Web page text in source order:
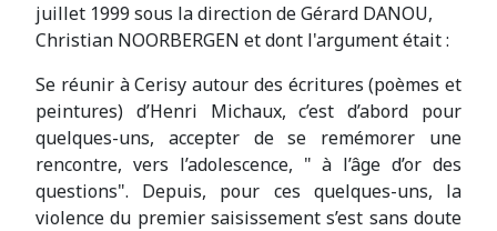
juillet 1999 sous la direction de Gérard DANOU,
Christian NOORBERGEN et dont l'argument était :
Se réunir à Cerisy autour des écritures (poèmes et
peintures) d’Henri Michaux, c’est d’abord pour
quelques-uns, accepter de se remémorer une
rencontre, vers l’adolescence, " à l’âge d’or des
questions". Depuis, pour ces quelques-uns, la
violence du premier saisissement s’est sans doute